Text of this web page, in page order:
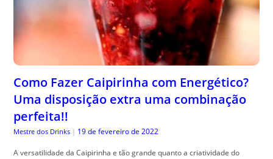
Como Fazer Caipirinha com Energético?
Uma disposição extra uma combinação
perfeita!!
Mestre dos Drinks | 19 de fevereiro de 2022
A versatilidade da Caipirinha e tão grande quanto a criatividade do